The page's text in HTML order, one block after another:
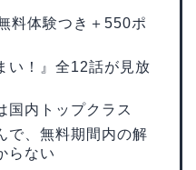
料体験つき＋550ポ
い！』全12話が見放
国内トップクラス
で、無料期間内の解
らない